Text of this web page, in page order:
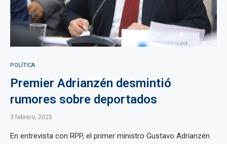
POLÍTICA
Premier Adrianzén desmintió
rumores sobre deportados
3 febrero, 2025
En entrevista con RPP, el primer ministro Gustavo Adrianzén